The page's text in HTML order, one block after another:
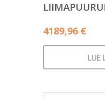
4189,96 €
LUE